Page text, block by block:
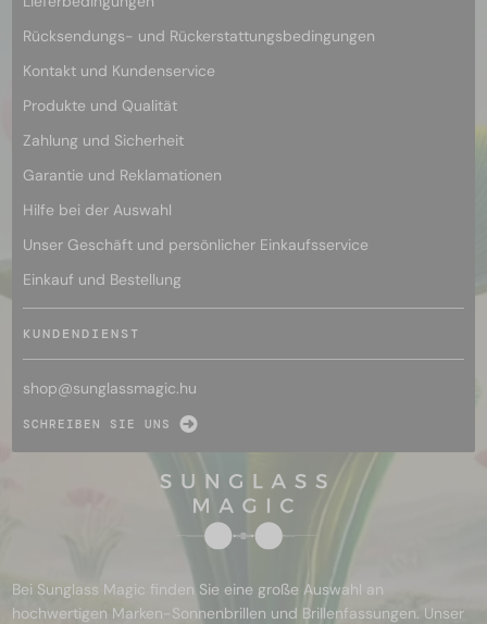
Rücksendungs- und Rückerstattungsbedingungen
Kontakt und Kundenservice
Produkte und Qualität
Zahlung und Sicherheit
Garantie und Reklamationen
Hilfe bei der Auswahl
Unser Geschäft und persönlicher Einkaufsservice
Einkauf und Bestellung
KUNDENDIENST
shop@sunglassmagic.hu
SCHREIBEN SIE UNS
Bei Sunglass Magic finden Sie eine große Auswahl an
hochwertigen Marken-Sonnenbrillen und Brillenfassungen. Unser